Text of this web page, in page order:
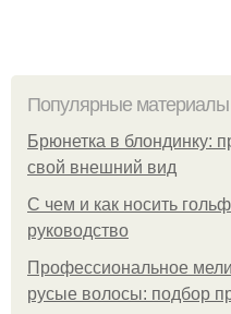
Популярные материалы
Брюнетка в блондинку:
свой внешний вид
С чем и как носить
руководство
Профессиональное
русые волосы: подбор